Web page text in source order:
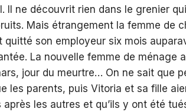
Il ne découvrit rien dans le grenier
Mais étrangement la femme de
quitté son employeur six mois
La nouvelle femme de ménage
jour du meurtre… On ne sait que
les parents, puis Vitoria et sa fille
les autres et qu’ils y ont été